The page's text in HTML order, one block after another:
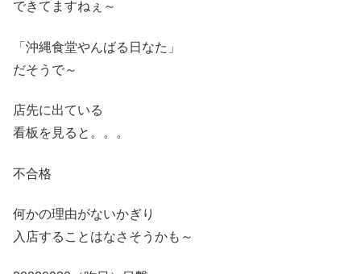
できてますねぇ～
「沖縄食堂やんばる日なた」
だそうで～
店先に出ている
看板を見ると。。。
不合格
何かの理由がないかぎり
入店することはなさそうかも～